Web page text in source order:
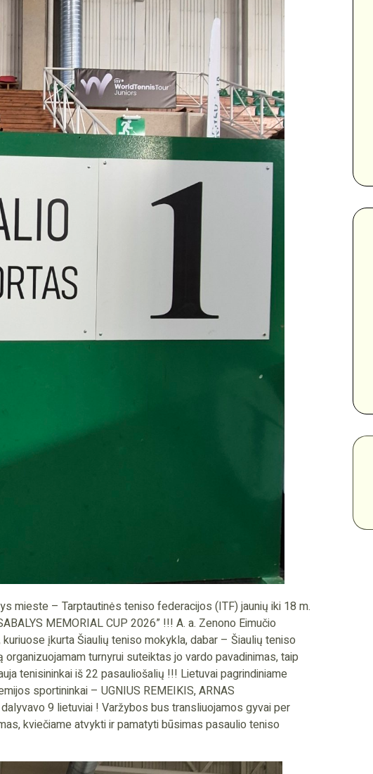
mieste – Tarptautinės teniso federacijos (ITF) jaunių iki 18 m.
MEMORIAL CUP 2026” !!! A. a. Zenono Eimučio
įkurta Šiaulių teniso mokykla, dabar – Šiaulių teniso
turnyrui suteiktas jo vardo pavadinimas, taip
tenisininkai iš 22 pasauliošalių !!! Lietuvai pagrindiniame
sportininkai – UGNIUS REMEIKIS, ARNAS
9 lietuviai ! Varžybos bus transliuojamos gyvai per
kviečiame atvykti ir pamatyti būsimas pasaulio teniso